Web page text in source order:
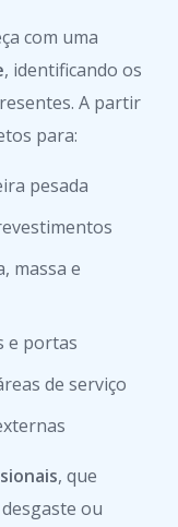
com uma
, identificando os
A partir
para:
pesada
massa e
e portas
de serviço
, que
ou